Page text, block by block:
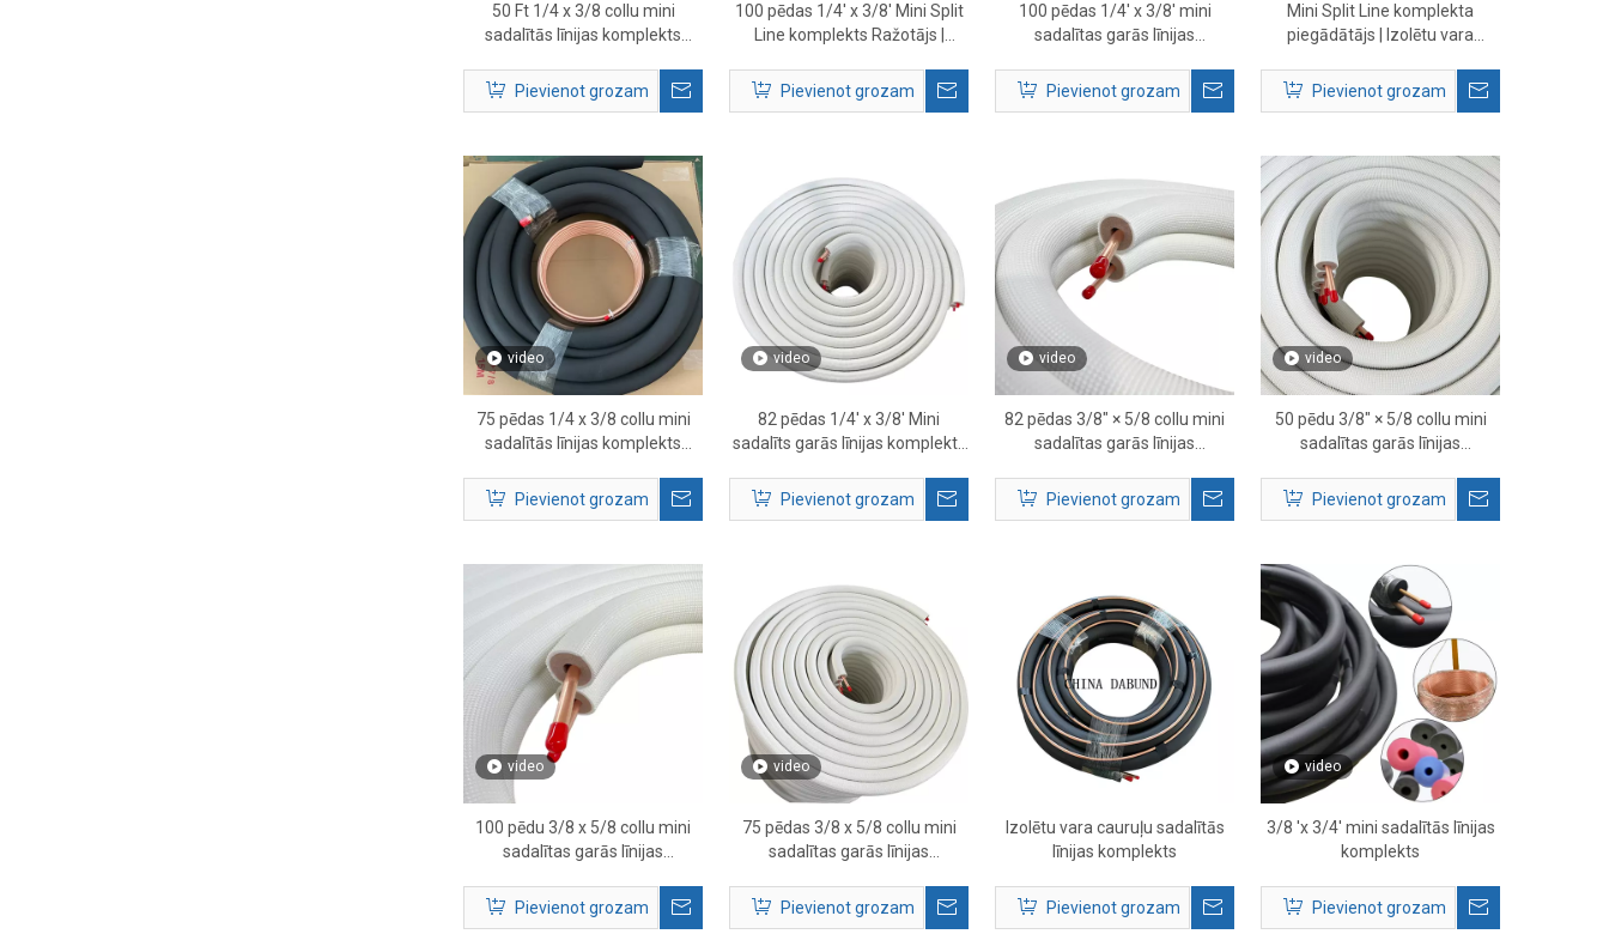
50 Ft 1/4 x 3/8 collu mini
sadalītās līnijas komplekts
sistēmām
Pievienot grozam
100 pēdas 1/4' x 3/8' Mini Split
Line komplekts Ražotājs |
komplekta piegādātājs
Pievienot grozam
100 pēdas 1/4' x 3/8' mini
sadalītas garās līnijas
aukstumnesēja caurule HVAC
sistēmām
Pievienot grozam
Mini Split Line komplekta
piegādātājs | Izolētu vara
sistēmām
Pievienot grozam
video
75 pēdas 1/4 x 3/8 collu mini
sadalītās līnijas komplekts
Pievienot grozam
video
82 pēdas 1/4' x 3/8' Mini
sadalīts garās līnijas komplekts
uzstādīšanai
Pievienot grozam
video
82 pēdas 3/8″ × 5/8 collu mini
sadalītas garās līnijas
HVAC vara aukstumaģenta
caurule
Pievienot grozam
video
50 pēdu 3/8″ × 5/8 collu mini
sadalītas garās līnijas
HVAC aukstumnesēja līnija
Pievienot grozam
video
100 pēdu 3/8 x 5/8 collu mini
sadalītas garās līnijas
līniju komplekts ar izolētu vara
cauruli
Pievienot grozam
video
75 pēdas 3/8 x 5/8 collu mini
sadalītas garās līnijas
līniju komplekts
Pievienot grozam
Izolētu vara cauruļu sadalītās
līnijas komplekts
Pievienot grozam
video
3/8 'x 3/4' mini sadalītās līnijas
komplekts
Pievienot grozam